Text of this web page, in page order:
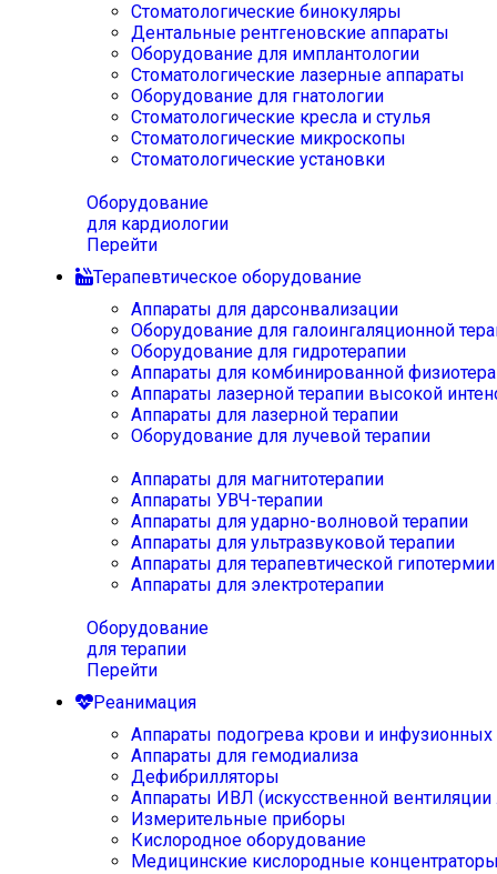
Стоматологические бинокуляры
Дентальные рентгеновские аппараты
Оборудование для имплантологии
Стоматологические лазерные аппараты
Оборудование для гнатологии
Стоматологические кресла и стулья
Стоматологические микроскопы
Стоматологические установки
Оборудование
для кардиологии
Перейти
Терапевтическое оборудование
Аппараты для дарсонвализации
Оборудование для галоингаляционной
Оборудование для гидротерапии
Аппараты для комбинированной
Аппараты лазерной терапии высокой
Аппараты для лазерной терапии
Оборудование для лучевой терапии
Аппараты для магнитотерапии
Аппараты УВЧ-терапии
Аппараты для ударно-волновой терапии
Аппараты для ультразвуковой терапии
Аппараты для терапевтической
Аппараты для электротерапии
Оборудование
для терапии
Перейти
Реанимация
Аппараты подогрева крови и инфузионных
Аппараты для гемодиализа
Дефибрилляторы
Аппараты ИВЛ (искусственной вентиляции
Измерительные приборы
Кислородное оборудование
Медицинские кислородные